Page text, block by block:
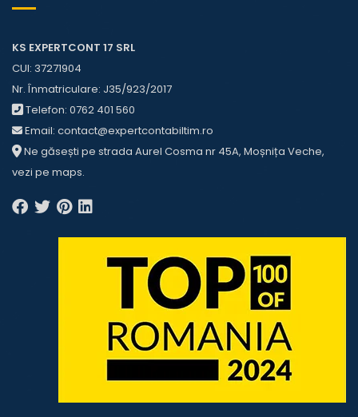
KS EXPERTCONT 17 SRL
CUI: 37271904
Nr. Înmatriculare: J35/923/2017
Telefon: 0762 401 560
Email: contact@expertcontabiltim.ro
Ne găsești pe strada Aurel Cosma nr 45A, Moșnița Veche,
vezi pe maps.